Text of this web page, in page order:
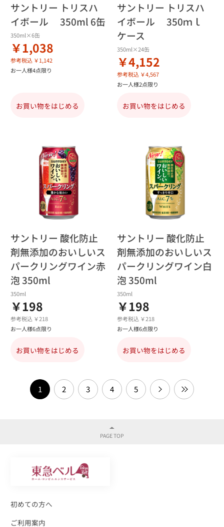
サントリー トリスハ
イボール 350ml 6缶
350ml×6缶
￥1,038
参考税込 ￥1,142
お一人様4点限り
お買い物をはじめる
サントリー トリスハ
イボール 350ｍｌ
ケース
350ml×24缶
￥4,152
参考税込 ￥4,567
お一人様2点限り
お買い物をはじめる
サントリー 酸化防止
剤無添加のおいしいス
パークリングワイン赤
泡 350ml
350ml
￥198
参考税込 ￥218
お一人様6点限り
お買い物をはじめる
サントリー 酸化防止
剤無添加のおいしいス
パークリングワイン白
泡 350ml
350ml
￥198
参考税込 ￥218
お一人様6点限り
お買い物をはじめる
1 2 3 4 5
初めての方へ
ご利用案内